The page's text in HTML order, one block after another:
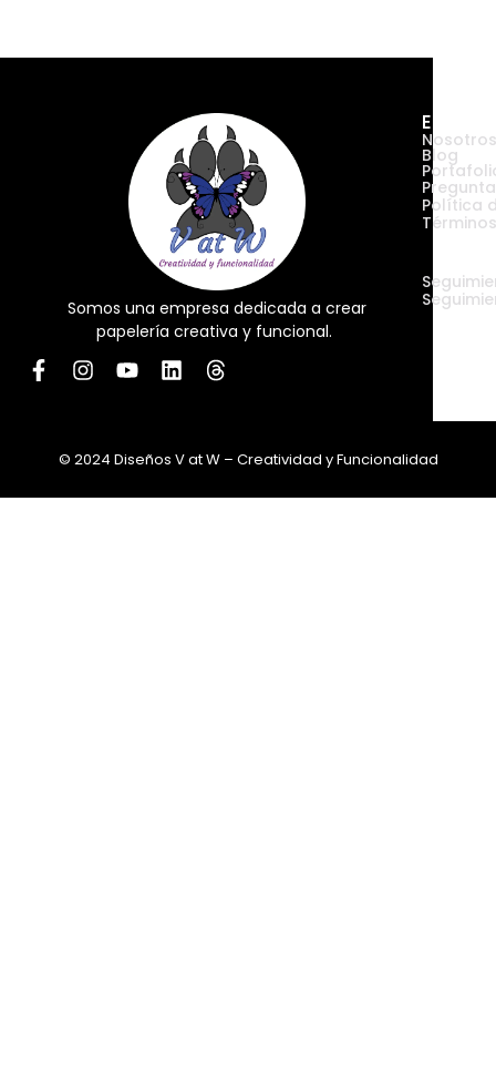
Somos una empresa dedicada a crear
papelería creativa y funcional.
Nosotros
Blog
Política
© 2024 Diseños V at W – Creatividad y Funcionalidad